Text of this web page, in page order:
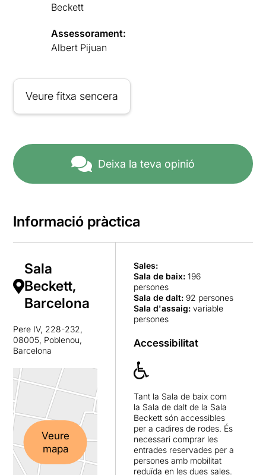
Beckett
Assessorament:
Albert Pijuan
Veure fitxa sencera
Deixa la teva opinió
Informació pràctica
Sala
Beckett,
Barcelona
Pere IV, 228-232,
08005, Poblenou,
Barcelona
Veure
mapa
Sales:
Sala de baix:196
persones
Sala de dalt:92 persones
Sala d'assaig:variable
persones
Accessibilitat
Tant la Sala de baix com
la Sala de dalt de la Sala
Beckett són accessibles
per a cadires de rodes. És
necessari comprar les
entrades reservades per a
persones amb mobilitat
reduïda en les dues sales.